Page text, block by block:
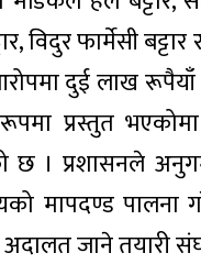
विदुर फार्मेसी
दुई लाख रूपैयाँ
प्रस्तुत
छ । प्रशासनले
मापदण्ड पालना
अदालत जाने तयारी